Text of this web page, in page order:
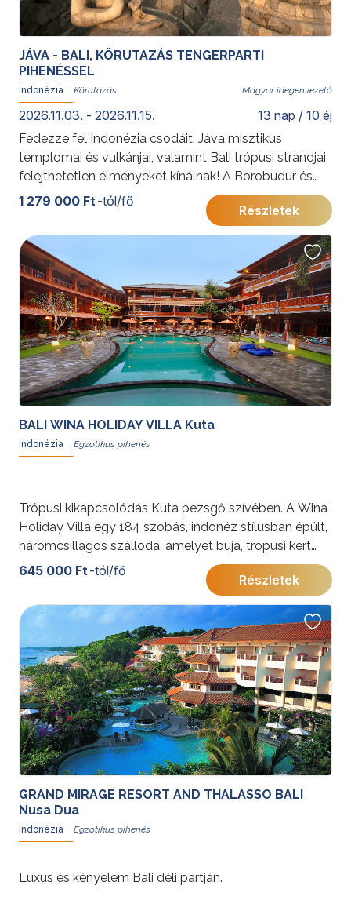
JÁVA - BALI, KÖRUTAZÁS TENGERPARTI
PIHENÉSSEL
Indonézia Magyar idegenvezető
2026.11.03. - 2026.11.15. 13 nap / 10 éj
Fedezze fel Indonézia csodáit: Jáva misztikus
templomai és vulkánjai, valamint Bali trópusi strandjai
felejthetetlen élményeket kínálnak! A Borobudur és
Prambanan szentélyeitől a Bromo vulkán látványáig,
végül Bali nyugalmáig ez az utazás a kultúra és a
természet tökéletes harmóniáját tárja Ön elé.
További érdekességekért Indonéziáról kattintson ide.
1 279 000 Ft -tól/fő
Részletek
BALI WINA HOLIDAY VILLA Kuta
Indonézia
Trópusi kikapcsolódás Kuta pezsgő szívében. A Wina
Holiday Villa egy 184 szobás, indonéz stílusban épült,
háromcsillagos szálloda, amelyet buja, trópusi kert
ölel körül.
645 000 Ft -tól/fő
Részletek
GRAND MIRAGE RESORT AND THALASSO BALI
Nusa Dua
Indonézia
Luxus és kényelem Bali déli partján.